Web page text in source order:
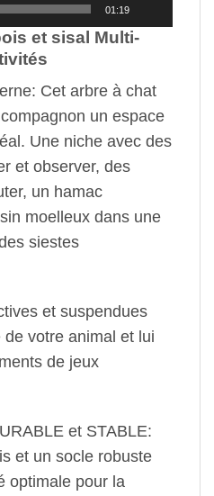
01:19
et sisal Multi-
Cet arbre à chat
un espace
Une niche avec des
et observer, des
un hamac
moelleux dans une
siestes
et suspendues
votre animal et lui
de jeux
et STABLE:
et un socle robuste
optimale pour la